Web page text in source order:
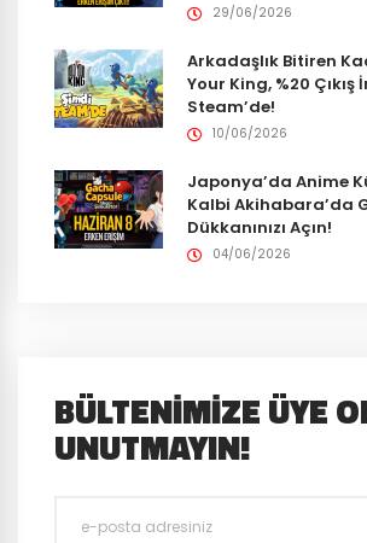
29/06/2026
Arkadaşlık Bitiren
Your King, %20
Steam’de!
10/06/2026
Japonya’da Anime
Kalbi Akihabara’da
Dükkanınızı Açın!
04/06/2026
BÜLTENIMIZE ÜYE
UNUTMAYIN!